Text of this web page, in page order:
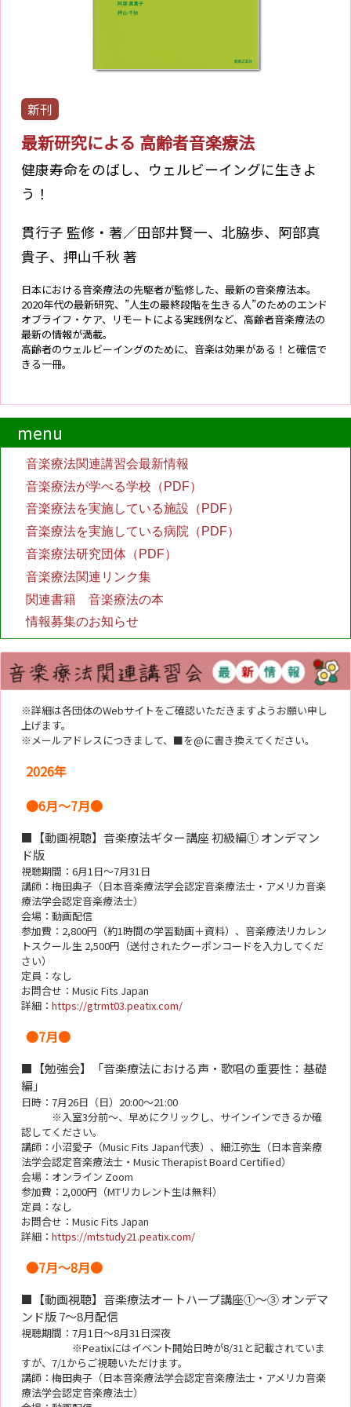
新刊
最新研究による 高齢者音楽療法
健康寿命をのばし、ウェルビーイングに生きよ
う！
貫行子 監修・著／田部井賢一、北脇歩、阿部真
貴子、押山千秋 著
日本における音楽療法の先駆者が監修した、最新の音楽療法本。
2020年代の最新研究、”人生の最終段階を生きる人”のためのエンド
オブライフ・ケア、リモートによる実践例など、高齢者音楽療法の
最新の情報が満載。
高齢者のウェルビーイングのために、音楽は効果がある！と確信で
きる一冊。
menu
音楽療法関連講習会最新情報
音楽療法が学べる学校（PDF）
音楽療法を実施している施設（PDF）
音楽療法を実施している病院（PDF）
音楽療法研究団体（PDF）
音楽療法関連リンク集
関連書籍 音楽療法の本
情報募集のお知らせ
※詳細は各団体のWebサイトをご確認いただきますようお願い申し
上げます。
※メールアドレスにつきまして、■を@に書き換えてください。
2026年
●6月～7月●
■【動画視聴】音楽療法ギター講座 初級編① オンデマン
ド版
視聴期間：6月1日～7月31日
講師：梅田典子（日本音楽療法学会認定音楽療法士・アメリカ音楽
療法学会認定音楽療法士）
会場：動画配信
参加費：2,800円（約1時間の学習動画＋資料）、音楽療法リカレン
トスクール生 2,500円（送付されたクーポンコードを入力してくだ
さい）
定員：なし
お問合せ：Music Fits Japan
詳細： https://gtrmt03.peatix.com/
●7月●
■【勉強会】「音楽療法における声・歌唱の重要性：基礎
編」
日時：7月26日（日）20:00～21:00
※入室3分前～、早めにクリックし、サインインできるか確
認してください。
講師：小沼愛子（Music Fits Japan代表）、細江弥生（日本音楽療
法学会認定音楽療法士・Music Therapist Board Certified）
会場：オンライン Zoom
参加費：2,000円（MTリカレント生は無料）
定員：なし
お問合せ：Music Fits Japan
詳細： https://mtstudy21.peatix.com/
●7月～8月●
■【動画視聴】音楽療法オートハープ講座①～③ オンデマ
ンド版 7～8月配信
視聴期間：7月1日～8月31日深夜
※Peatixにはイベント開始日時が8/31と記載されていま
すが、7/1からご視聴いただけます。
講師：梅田典子（日本音楽療法学会認定音楽療法士・アメリカ音楽
療法学会認定音楽療法士）